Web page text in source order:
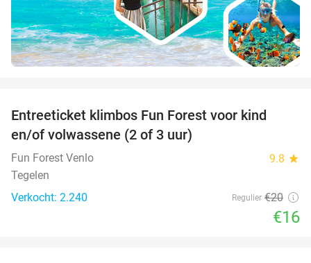
Entreeticket klimbos Fun Forest voor kind
en/of volwassene (2 of 3 uur)
Fun Forest Venlo 9.8 star
Tegelen
Verkocht: 2.240
Regulier €20
€16